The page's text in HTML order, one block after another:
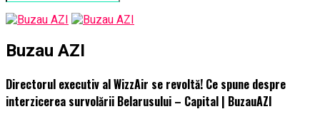
Buzau AZI
Directorul executiv al WizzAir se revoltă! Ce spune despre
interzicerea survolării Belarusului – Capital | BuzauAZI